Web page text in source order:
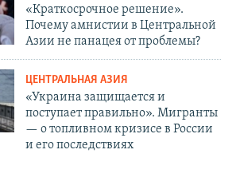
«Краткосрочное решение».
Почему амнистии в Центральной
Азии не панацея от проблемы?
ЦЕНТРАЛЬНАЯ АЗИЯ
«Украина защищается и
поступает правильно». Мигранты
— о топливном кризисе в России
и его последствиях